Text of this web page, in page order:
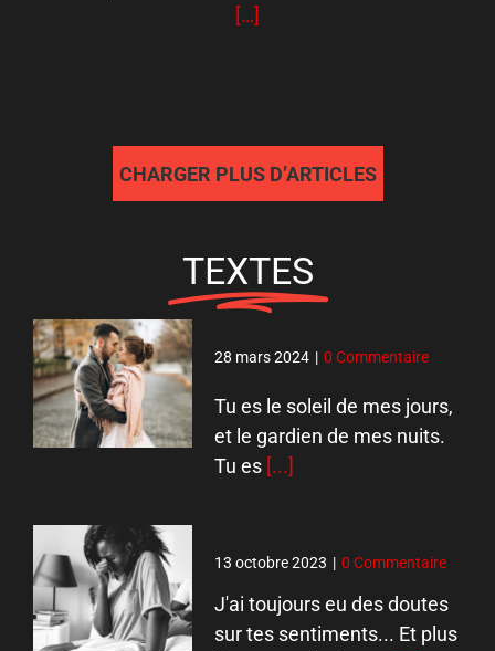
[…]
CHARGER PLUS D’ARTICLES
TEXTES
28 mars 2024 | 0 Commentaire
Tu es le soleil de mes jours,
et le gardien de mes nuits.
Tu es[...]
13 octobre 2023 | 0 Commentaire
J'ai toujours eu des doutes
sur tes sentiments... Et plus